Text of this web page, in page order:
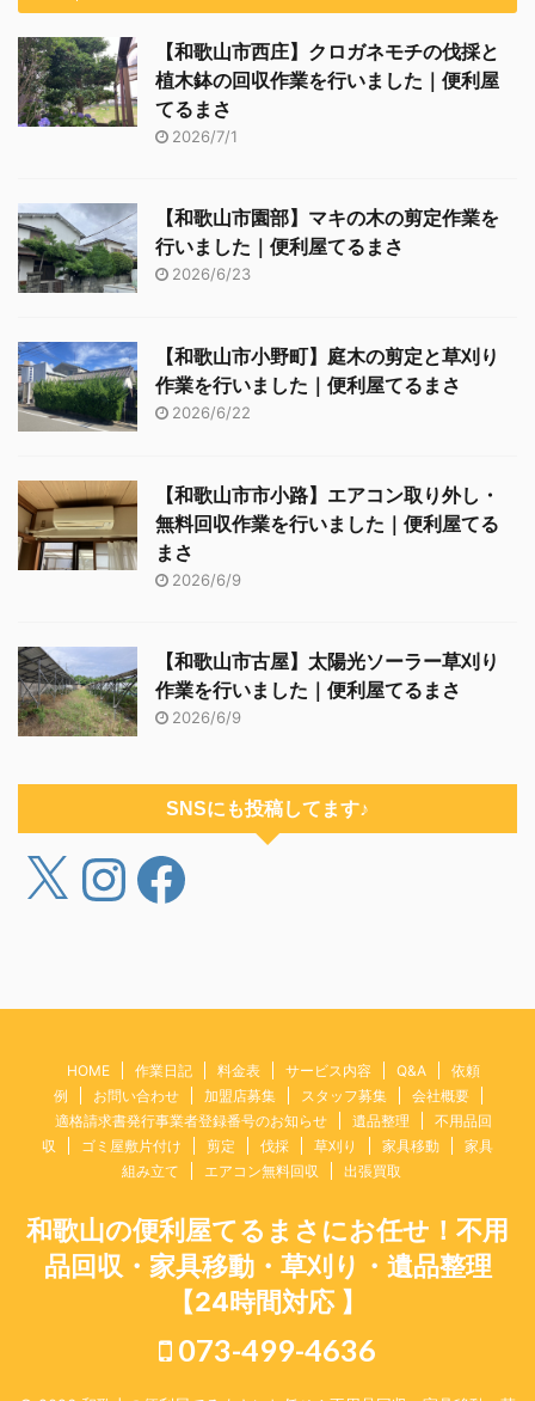
【和歌山市西庄】クロガネモチの伐採と
植木鉢の回収作業を行いました｜便利屋
てるまさ
2026/7/1
【和歌山市園部】マキの木の剪定作業を
行いました｜便利屋てるまさ
2026/6/23
【和歌山市小野町】庭木の剪定と草刈り
作業を行いました｜便利屋てるまさ
2026/6/22
【和歌山市市小路】エアコン取り外し・
無料回収作業を行いました｜便利屋てる
まさ
2026/6/9
【和歌山市古屋】太陽光ソーラー草刈り
作業を行いました｜便利屋てるまさ
2026/6/9
SNSにも投稿してます♪
HOME 作業日記 料金表 サービス内容 Q&A
依頼
例
お問い合わせ 加盟店募集 スタッフ募集
会社概要
適格請求書発行事業者登録番号のお知らせ
遺品整理
不用品回
収
ゴミ屋敷片付け 剪定 伐採 草刈り 家具移動
家具
組み立て
エアコン無料回収 出張買取
和歌山の便利屋てるまさにお任せ！不用
品回収・家具移動・草刈り・遺品整理
【24時間対応 】
073-499-4636